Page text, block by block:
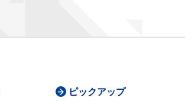
ピックアップ